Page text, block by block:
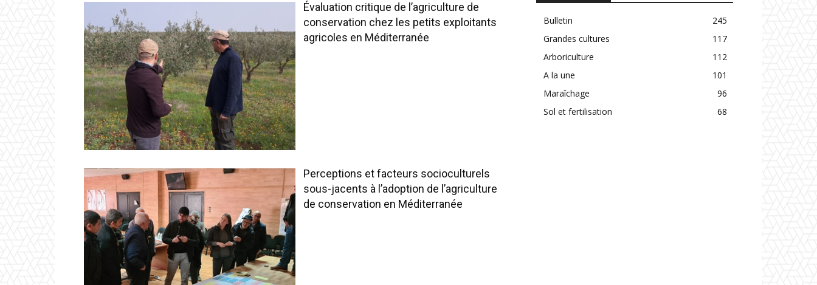
Évaluation critique de l’agriculture de
conservation chez les petits exploitants
agricoles en Méditerranée
Perceptions et facteurs socioculturels
sous-jacents à l’adoption de l’agriculture
de conservation en Méditerranée
Bulletin
245
Grandes cultures
117
Arboriculture
112
A la une
101
Maraîchage
96
Sol et fertilisation
68